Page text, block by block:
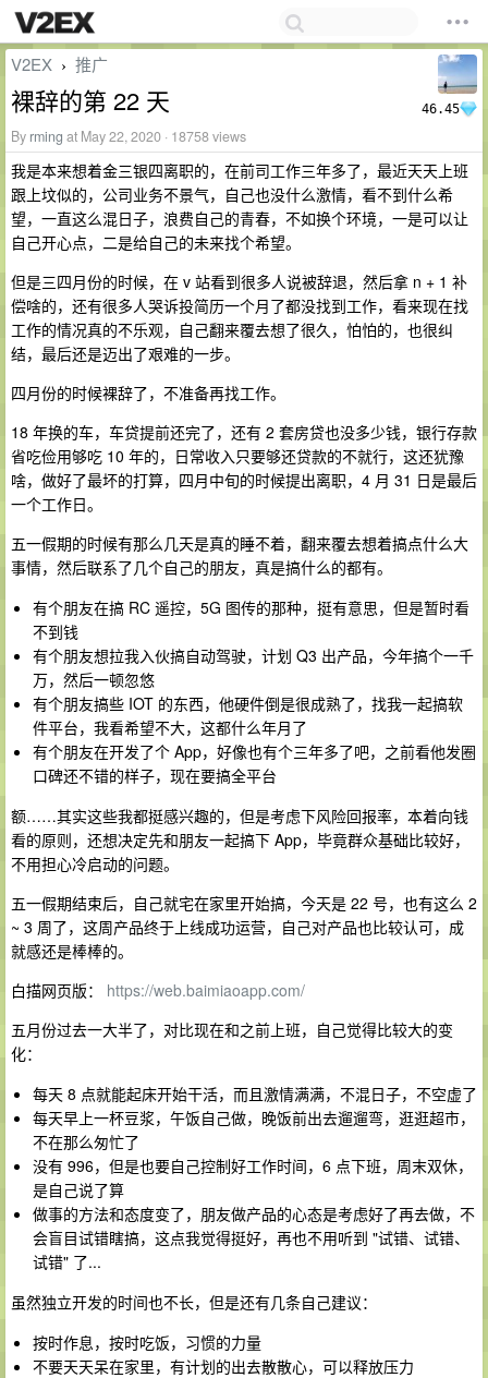
46.45
V2EX › 推广
裸辞的第 22 天
By rming at May 22, 2020 · 18758 views
我是本来想着金三银四离职的，在前司工作三年多了，最近天天上班
跟上坟似的，公司业务不景气，自己也没什么激情，看不到什么希
望，一直这么混日子，浪费自己的青春，不如换个环境，一是可以让
自己开心点，二是给自己的未来找个希望。
但是三四月份的时候，在 v 站看到很多人说被辞退，然后拿 n + 1 补
偿啥的，还有很多人哭诉投简历一个月了都没找到工作，看来现在找
工作的情况真的不乐观，自己翻来覆去想了很久，怕怕的，也很纠
结，最后还是迈出了艰难的一步。
四月份的时候裸辞了，不准备再找工作。
18 年换的车，车贷提前还完了，还有 2 套房贷也没多少钱，银行存款
省吃俭用够吃 10 年的，日常收入只要够还贷款的不就行，这还犹豫
啥，做好了最坏的打算，四月中旬的时候提出离职，4 月 31 日是最后
一个工作日。
五一假期的时候有那么几天是真的睡不着，翻来覆去想着搞点什么大
事情，然后联系了几个自己的朋友，真是搞什么的都有。
有个朋友在搞 RC 遥控，5G 图传的那种，挺有意思，但是暂时看
不到钱
有个朋友想拉我入伙搞自动驾驶，计划 Q3 出产品，今年搞个一千
万，然后一顿忽悠
有个朋友搞些 IOT 的东西，他硬件倒是很成熟了，找我一起搞软
件平台，我看希望不大，这都什么年月了
有个朋友在开发了个 App，好像也有个三年多了吧，之前看他发圈
口碑还不错的样子，现在要搞全平台
额……其实这些我都挺感兴趣的，但是考虑下风险回报率，本着向钱
看的原则，还想决定先和朋友一起搞下 App，毕竟群众基础比较好，
不用担心冷启动的问题。
五一假期结束后，自己就宅在家里开始搞，今天是 22 号，也有这么 2
~ 3 周了，这周产品终于上线成功运营，自己对产品也比较认可，成
就感还是棒棒的。
白描网页版： https://web.baimiaoapp.com/
五月份过去一大半了，对比现在和之前上班，自己觉得比较大的变
化：
每天 8 点就能起床开始干活，而且激情满满，不混日子，不空虚了
每天早上一杯豆浆，午饭自己做，晚饭前出去遛遛弯，逛逛超市，
不在那么匆忙了
没有 996，但是也要自己控制好工作时间，6 点下班，周末双休，
是自己说了算
做事的方法和态度变了，朋友做产品的心态是考虑好了再去做，不
会盲目试错瞎搞，这点我觉得挺好，再也不用听到 "试错、试错、
试错" 了...
虽然独立开发的时间也不长，但是还有几条自己建议：
按时作息，按时吃饭，习惯的力量
不要天天呆在家里，有计划的出去散散心，可以释放压力